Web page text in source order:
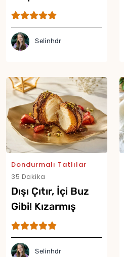
Dondurma Tarifi
Selinhdr
Dondurmalı Tatlılar
35 Dakika
Dışı Çıtır, İçi Buz
Gibi! Kızarmış
Dondurma Tarifi
Selinhdr